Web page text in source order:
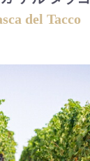
del Tacco